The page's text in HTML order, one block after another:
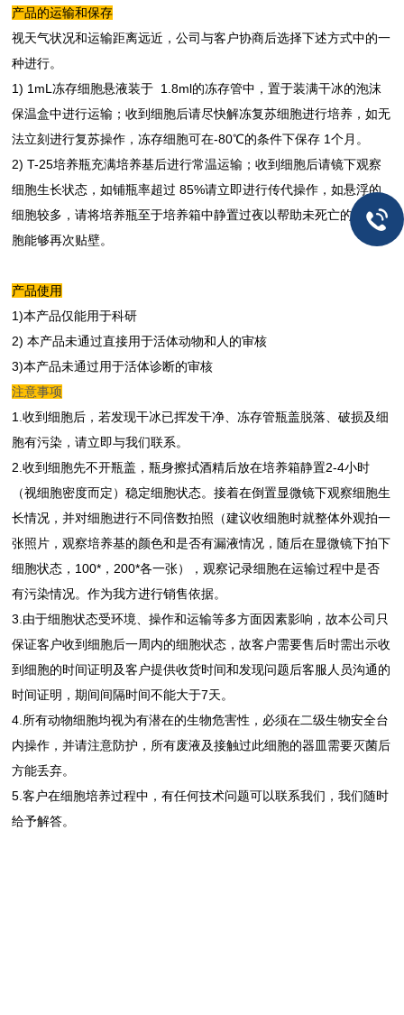
产品的运输和保存
视天气状况和运输距离远近，公司与客户协商后选择下述方式中的一
种进行。
1) 1mL冻存细胞悬液装于 1.8ml的冻存管中，置于装满干冰的泡沫
保温盒中进行运输；收到细胞后请尽快解冻复苏细胞进行培养，如无
法立刻进行复苏操作，冻存细胞可在-80℃的条件下保存 1个月。
2) T-25培养瓶充满培养基后进行常温运输；收到细胞后请镜下观察
细胞生长状态，如铺瓶率超过 85%请立即进行传代操作，如悬浮的
细胞较多，请将培养瓶至于培养箱中静置过夜以帮助未死亡的悬浮细
胞能够再次贴壁。
产品使用
1)本产品仅能用于科研
2) 本产品未通过直接用于活体动物和人的审核
3)本产品未通过用于活体诊断的审核
注意事项
1.收到细胞后，若发现干冰已挥发干净、冻存管瓶盖脱落、破损及细
胞有污染，请立即与我们联系。
2.收到细胞先不开瓶盖，瓶身擦拭酒精后放在培养箱静置2-4小时
（视细胞密度而定）稳定细胞状态。接着在倒置显微镜下观察细胞生
长情况，并对细胞进行不同倍数拍照（建议收细胞时就整体外观拍一
张照片，观察培养基的颜色和是否有漏液情况，随后在显微镜下拍下
细胞状态，100*，200*各一张），观察记录细胞在运输过程中是否
有污染情况。作为我方进行销售依据。
3.由于细胞状态受环境、操作和运输等多方面因素影响，故本公司只
保证客户收到细胞后一周内的细胞状态，故客户需要售后时需出示收
到细胞的时间证明及客户提供收货时间和发现问题后客服人员沟通的
时间证明，期间间隔时间不能大于7天。
4.所有动物细胞均视为有潜在的生物危害性，必须在二级生物安全台
内操作，并请注意防护，所有废液及接触过此细胞的器皿需要灭菌后
方能丢弃。
5.客户在细胞培养过程中，有任何技术问题可以联系我们，我们随时
给予解答。